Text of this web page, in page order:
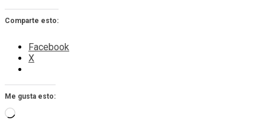
Comparte esto:
Facebook
X
Me gusta esto:
Cargando...